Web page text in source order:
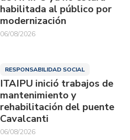
habilitada al público por
modernización
06/08/2026
RESPONSABILIDAD SOCIAL
ITAIPU inició trabajos de
mantenimiento y
rehabilitación del puente
Cavalcanti
06/08/2026